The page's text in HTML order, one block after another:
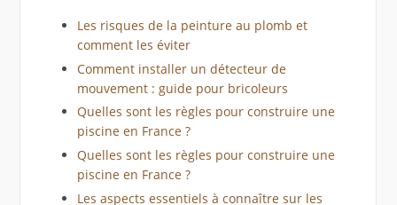
Les risques de la peinture au plomb et
comment les éviter
Comment installer un détecteur de
mouvement : guide pour bricoleurs
Quelles sont les règles pour construire une
piscine en France ?
Quelles sont les règles pour construire une
piscine en France ?
Les aspects essentiels à connaître sur les